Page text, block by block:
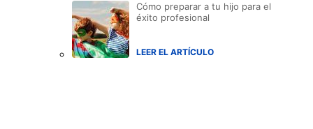
Cómo preparar a tu hijo para el
éxito profesional
LEER EL ARTÍCULO